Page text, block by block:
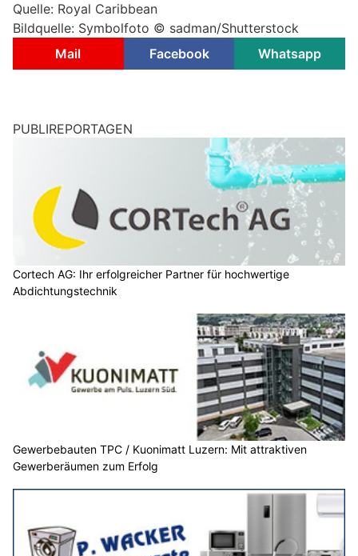
Quelle: Royal Caribbean
Bildquelle: Symbolfoto © sadman/Shutterstock
Mail
Facebook Whatsapp
PUBLIREPORTAGEN
Cortech AG: Ihr erfolgreicher Partner für hochwertige
Abdichtungstechnik
Gewerbebauten TPC / Kuonimatt Luzern: Mit attraktiven
Gewerberäumen zum Erfolg